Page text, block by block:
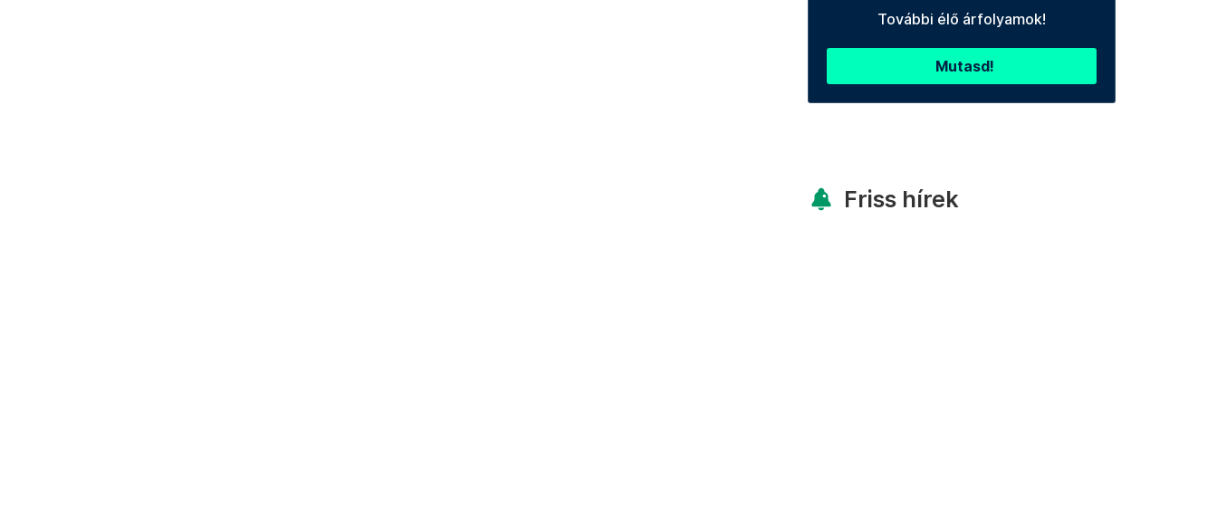
További élő árfolyamok!
Mutasd!
Friss hírek